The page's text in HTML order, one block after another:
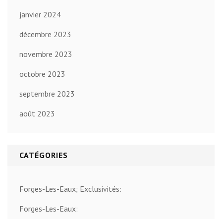
janvier 2024
décembre 2023
novembre 2023
octobre 2023
septembre 2023
août 2023
CATÉGORIES
Forges-Les-Eaux; Exclusivités:
Forges-Les-Eaux: